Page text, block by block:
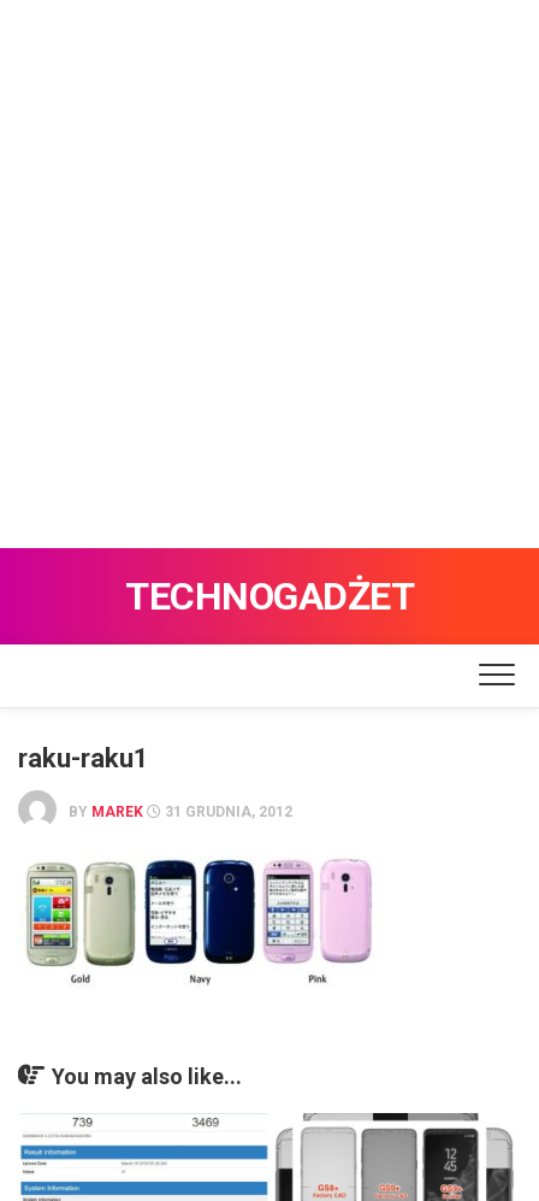
TECHNOGADŻET
raku-raku1
BY MAREK 31 GRUDNIA, 2012
You may also like...